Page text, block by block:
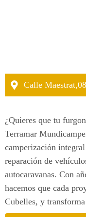
Calle Maestrat,
¿Quieres que tu
Terramar
camperización
reparación de
autocaravanas. Con
hacemos que cada
Cubelles, y